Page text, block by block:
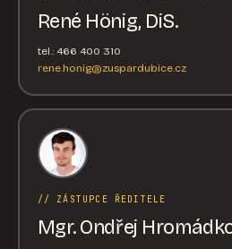
René Hönig, DiS.
tel.: 466 400 310
rene.honig@zuspardubice.cz
// ZÁSTUPCE ŘEDITELE
Mgr. Ondřej